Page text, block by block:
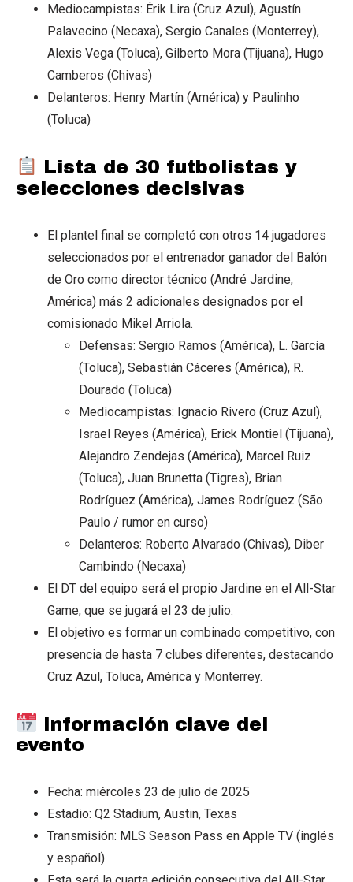
Mediocampistas: Érik Lira (Cruz Azul), Agustín
Palavecino (Necaxa), Sergio Canales (Monterrey),
Alexis Vega (Toluca), Gilberto Mora (Tijuana), Hugo
Camberos (Chivas)
Delanteros: Henry Martín (América) y Paulinho
(Toluca)
Lista de 30 futbolistas y
selecciones decisivas
El plantel final se completó con otros 14 jugadores
seleccionados por el entrenador ganador del Balón
de Oro como director técnico (André Jardine,
América) más 2 adicionales designados por el
comisionado Mikel Arriola.
Defensas: Sergio Ramos (América), L. García
(Toluca), Sebastián Cáceres (América), R.
Dourado (Toluca)
Mediocampistas: Ignacio Rivero (Cruz Azul),
Israel Reyes (América), Erick Montiel (Tijuana),
Alejandro Zendejas (América), Marcel Ruiz
(Toluca), Juan Brunetta (Tigres), Brian
Rodríguez (América), James Rodríguez (São
Paulo / rumor en curso)
Delanteros: Roberto Alvarado (Chivas), Diber
Cambindo (Necaxa)
El DT del equipo será el propio Jardine en el All-Star
Game, que se jugará el 23 de julio.
El objetivo es formar un combinado competitivo, con
presencia de hasta 7 clubes diferentes, destacando
Cruz Azul, Toluca, América y Monterrey.
Información clave del
evento
Fecha: miércoles 23 de julio de 2025
Estadio: Q2 Stadium, Austin, Texas
Transmisión: MLS Season Pass en Apple TV (inglés
y español)